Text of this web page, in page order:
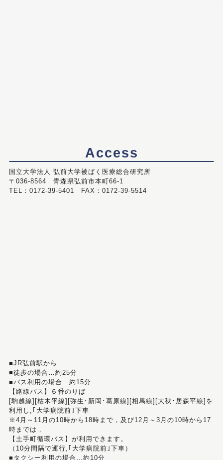
Access
国立大学法人 弘前大学被ばく医療総合研究所
〒036-8564 青森県弘前市本町66-1
TEL：0172-39-5401 FAX：0172-39-5514
■JR弘前駅から
■徒歩の場合…約25分
■バス利用の場合…約15分
【路線バス】６番のりば
[駒越線][枯木平線][弥生･新岡･葛原線][相馬線][大秋･居森平線]を
利用し,｢大学病院前｣下車
※4月～11月の10時から18時まで，及び12月～3月の10時から17
時までは，
【土手町循環バス】が利用できます。
（10分間隔で運行,｢大学病院前｣下車）
■タクシー利用の場合…約10分